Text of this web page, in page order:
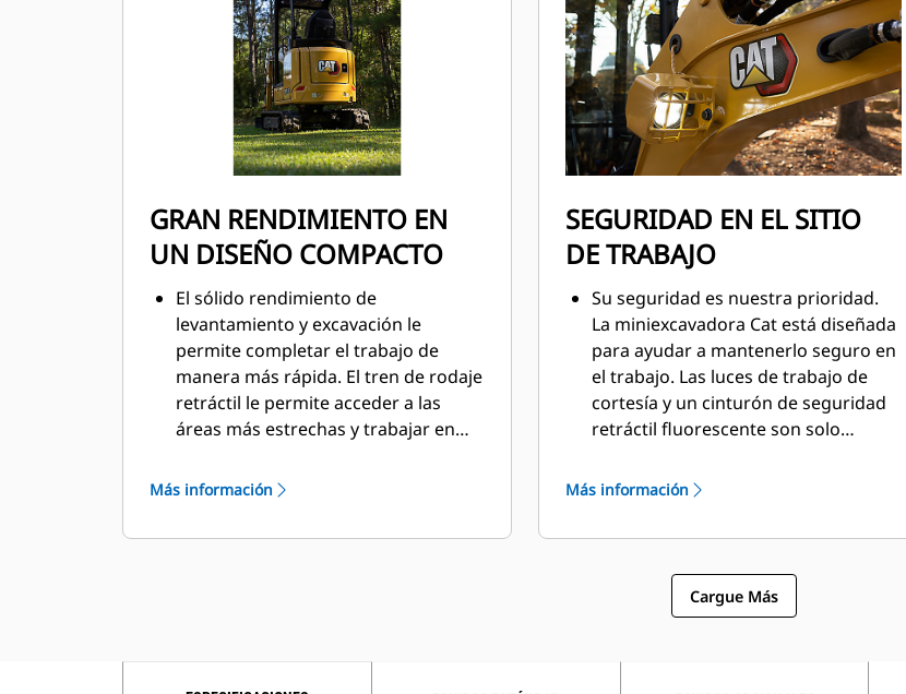
GRAN RENDIMIENTO EN
UN DISEÑO COMPACTO
El sólido rendimiento de
levantamiento y excavación le
permite completar el trabajo de
manera más rápida. El tren de rodaje
retráctil le permite acceder a las
áreas más estrechas y trabajar en
de la hoja topadora y de excavación a
Más información
SEGURIDAD EN EL SITIO
DE TRABAJO
Su seguridad es nuestra prioridad.
La miniexcavadora Cat está diseñada
para ayudar a mantenerlo seguro en
el trabajo. Las luces de trabajo de
cortesía y un cinturón de seguridad
retráctil fluorescente son solo
seguridad que incorporamos en la
Más información
Cargue Más